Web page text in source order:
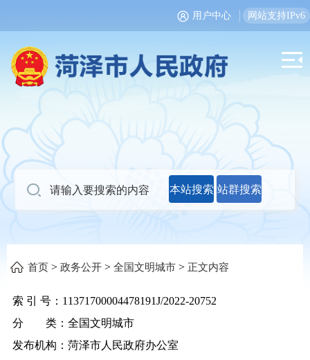
用户中心 网站支持IPv6
本站搜索 站群搜索
首页 > 政务公开 > 全国文明城市 > 正文内容
索 引 号： 11371700004478191J/2022-20752
分 类： 全国文明城市
发布机构： 菏泽市人民政府办公室